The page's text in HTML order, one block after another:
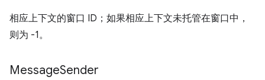
相应上下文的窗口 ID；如果相应上下文未托管在窗口中，
则为 -1。
MessageSender